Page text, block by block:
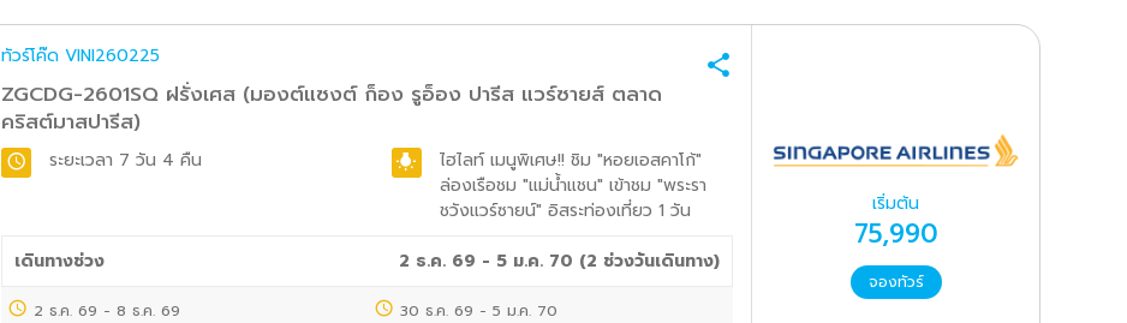
ทัวร์โค๊ดVINI260225
ZGCDG-2601SQ ฝรั่งเศส (มองต์แซงต์ ก็อง รูอ็อง ปารีส แวร์ซายส์ ตลาด
คริสต์มาสปารีส)
ระยะเวลา 7 วัน 4 คืน ไฮไลท์ เมนูพิเศษ!! ชิม "หอยเอสคาโก้"
ล่องเรือชม "แม่น้ำแชน" เข้าชม "พระรา
ชวังแวร์ซายน์" อิสระท่องเที่ยว 1 วัน
เดินทางช่วง
2 ธ.ค. 69 - 5 ม.ค. 70 (2 ช่วงวันเดินทาง)
2 ธ.ค. 69 -8 ธ.ค. 69 30 ธ.ค. 69 - 5 ม.ค. 70
เริ่มต้น
75,990
จองทัวร์